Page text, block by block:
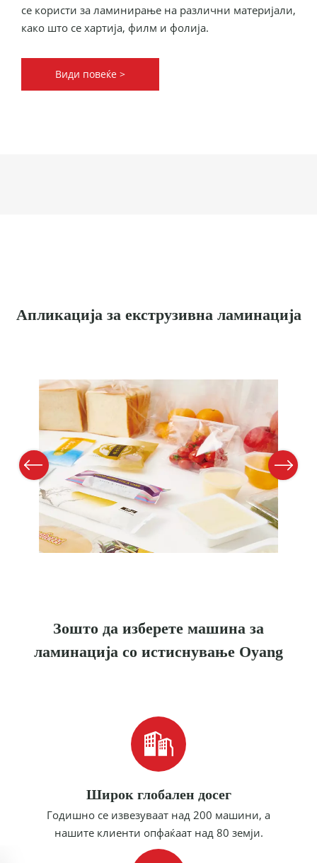
се користи за ламинирање на различни материјали,
како што се хартија, филм и фолија.
Види повеќе >
Апликација за екструзивна ламинација
Previous Next
Зошто да изберете машина за
ламинација со истиснување Oyang
Широк глобален досег
Годишно се извезуваат над 200 машини, а
нашите клиенти опфаќаат над 80 земји.